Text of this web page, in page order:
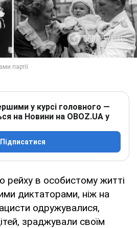
у курсі головного —
на Новини на OBOZ.UA у
Підписатися
рейху в особистому житті
диктаторами, ніж на
одружувалися,
зраджували своїм